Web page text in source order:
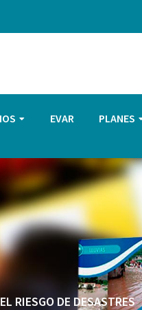
EVAR PLANES
RIESGO DE DESASTRES